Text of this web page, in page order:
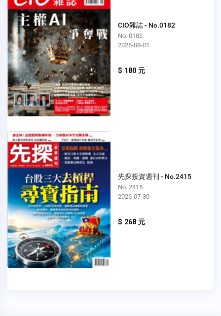
CIO雜誌 - No.0182
No. 0182
2026-08-01
$ 180 元
先探投資週刊 - No.2415
No. 2415
2026-07-30
$ 268 元